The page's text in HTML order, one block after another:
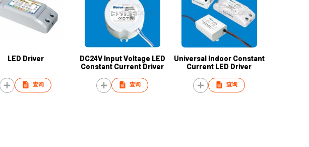
LED Driver
查询
DC24V Input Voltage LED
Constant Current Driver
查询
Universal Indoor Constant
Current LED Driver
查询